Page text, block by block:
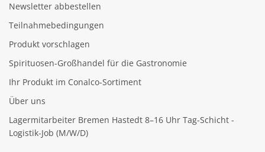
Newsletter abbestellen
Teilnahmebedingungen
Produkt vorschlagen
Spirituosen-Großhandel für die Gastronomie
Ihr Produkt im Conalco-Sortiment
Über uns
Lagermitarbeiter Bremen Hastedt 8–16 Uhr Tag-Schicht -
Logistik-Job (M/W/D)